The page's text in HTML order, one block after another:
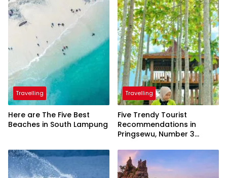
Travelling
Here are The Five Best
Beaches in South Lampung
Travelling
Five Trendy Tourist
Recommendations in
Pringsewu, Number 3
President